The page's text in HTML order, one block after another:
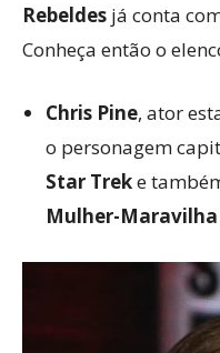
Rebeldes já conta
Conheça então o
Chris Pine, ator
o personagem
Star Treke
Mulher-Maravilha